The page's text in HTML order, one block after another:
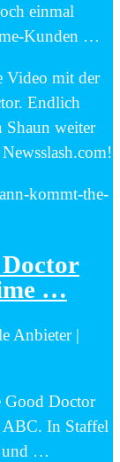
einmal
Kunden …
Video mit der
Endlich
Shaun weiter
kommt-the-
…
Anbieter |
Good Doctor
ABC. In Staffel
und …